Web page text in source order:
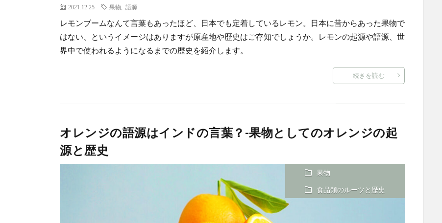
2021.12.25 果物 語源
レモンブームなんて言葉もあったほど、日本でも定着しているレモン。日本に昔からあった果物で
はない、というイメージはありますが原産地や歴史はご存知でしょうか。レモンの起源や語源、世
界中で使われるようになるまでの歴史を紹介します。
続きを読む
オレンジの語源はインドの言葉？-果物としてのオレンジの起
源と歴史
果物
食品類のルーツと歴史